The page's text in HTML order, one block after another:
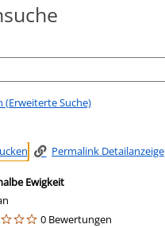
(Erweiterte Suche)
Permalink Detailanzeige
Ewigkeit
0 Bewertungen